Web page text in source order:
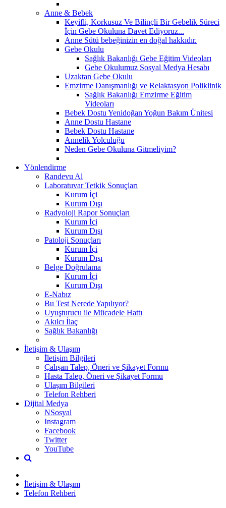
Anne & Bebek
Keyifli, Korkusuz Ve Bilinçli Bir Gebelik Süreci
İçin Gebe Okuluna Davet Ediyoruz...
Anne Sütü bebeğinizin en doğal hakkıdır.
Gebe Okulu
Sağlık Bakanlığı Gebe Eğitim Videoları
Gebe Okulumuz Sosyal Medya Hesabı
Uzaktan Gebe Okulu
Emzirme Danışmanlığı ve Relaktasyon Poliklinik
Sağlık Bakanlığı Emzirme Eğitim
Videoları
Bebek Dostu Yenidoğan Yoğun Bakım Ünitesi
Anne Dostu Hastane
Bebek Dostu Hastane
Annelik Yolculuğu
Neden Gebe Okuluna Gitmeliyim?
Yönlendirme
Randevu Al
Laboratuvar Tetkik Sonuçları
Kurum İçi
Kurum Dışı
Radyoloji Rapor Sonuçları
Kurum İçi
Kurum Dışı
Patoloji Sonuçları
Kurum İçi
Kurum Dışı
Belge Doğrulama
Kurum İçi
Kurum Dışı
E-Nabız
Bu Test Nerede Yapılıyor?
Uyuşturucu ile Mücadele Hattı
Akılcı İlaç
Sağlık Bakanlığı
İletişim & Ulaşım
İletişim Bilgileri
Çalışan Talep, Öneri ve Şikayet Formu
Hasta Talep, Öneri ve Şikayet Formu
Ulaşım Bilgileri
Telefon Rehberi
Dijital Medya
NSosyal
Instagram
Facebook
Twitter
YouTube
İletişim & Ulaşım
Telefon Rehberi